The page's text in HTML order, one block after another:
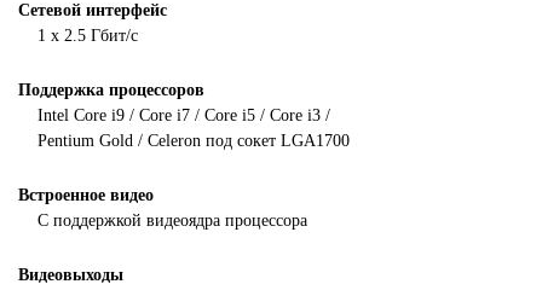
Сетевой интерфейс
1 x 2.5 Гбит/с
Поддержка процессоров
Intel Core i9 / Core i7 / Core i5 / Core i3 /
Pentium Gold / Celeron под сокет LGA1700
Встроенное видео
С поддержкой видеоядра процессора
Видеовыходы